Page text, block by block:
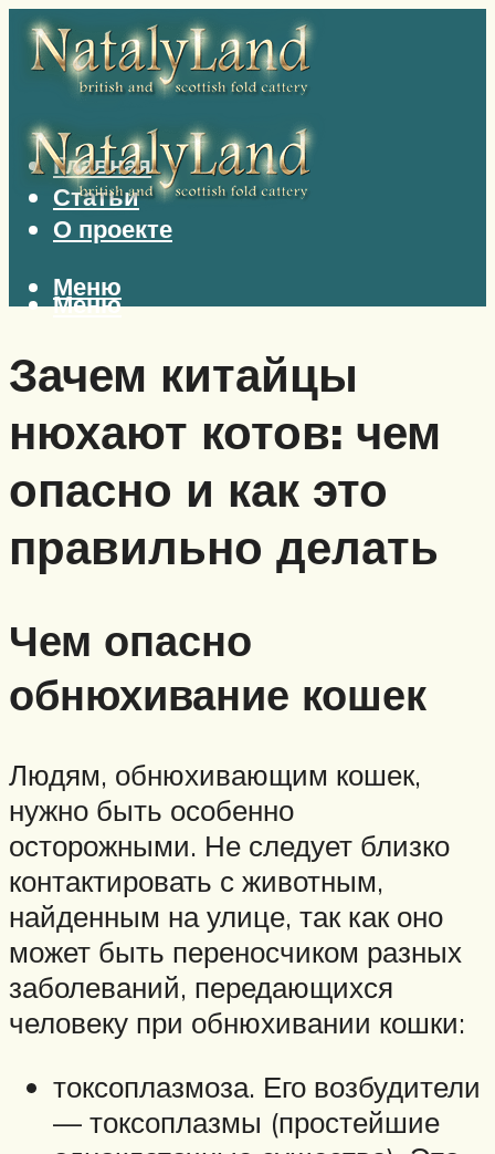
Главная
Статьи
О проекте
Меню
Меню
Зачем китайцы
нюхают котов: чем
опасно и как это
правильно делать
Чем опасно
обнюхивание кошек
Людям, обнюхивающим кошек,
нужно быть особенно
осторожными. Не следует близко
контактировать с животным,
найденным на улице, так как оно
может быть переносчиком разных
заболеваний, передающихся
человеку при обнюхивании кошки:
токсоплазмоза. Его возбудители
— токсоплазмы (простейшие